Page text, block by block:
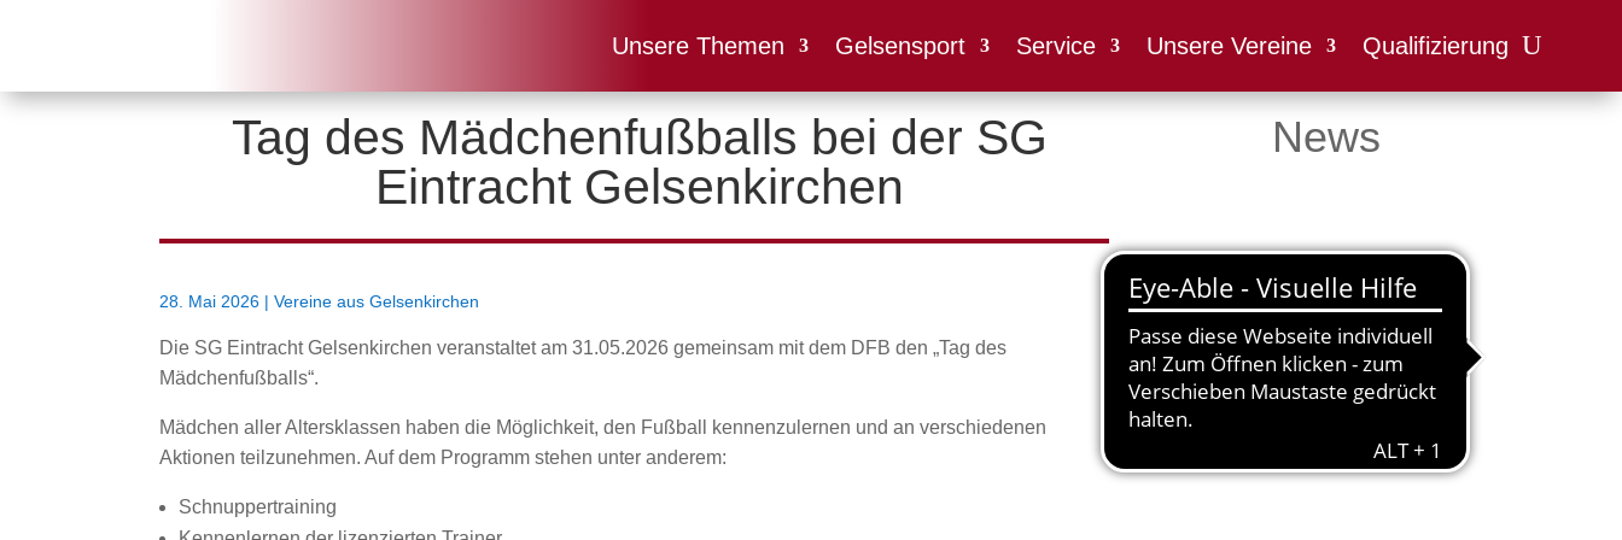
Unsere Themen Gelsensport Service Unsere Vereine Qualifizierung
Tag des Mädchenfußballs bei der SG
Eintracht Gelsenkirchen
28. Mai 2026 | Vereine aus Gelsenkirchen
Die SG Eintracht Gelsenkirchen veranstaltet am 31.05.2026 gemeinsam mit dem DFB den „Tag des
Mädchenfußballs“.
Mädchen aller Altersklassen haben die Möglichkeit, den Fußball kennenzulernen und an verschiedenen
Aktionen teilzunehmen. Auf dem Programm stehen unter anderem:
Schnuppertraining
News